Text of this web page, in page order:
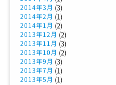
2014年3月 (3)
2014年2月 (1)
2014年1月 (2)
2013年12月 (2)
2013年11月 (3)
2013年10月 (2)
2013年9月 (3)
2013年7月 (1)
2013年5月 (1)